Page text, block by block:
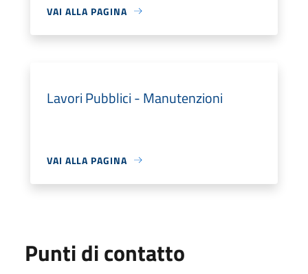
VAI ALLA PAGINA
Lavori Pubblici - Manutenzioni
VAI ALLA PAGINA
Punti di contatto